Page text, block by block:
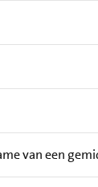
van een